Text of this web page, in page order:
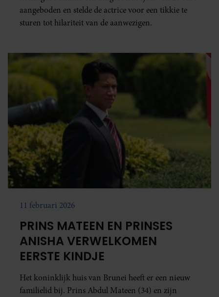
aangeboden en stelde de actrice voor een tikkie te
sturen tot hilariteit van de aanwezigen.
11 februari 2026
PRINS MATEEN EN PRINSES
ANISHA VERWELKOMEN
EERSTE KINDJE
Het koninklijk huis van Brunei heeft er een nieuw
familielid bij. Prins Abdul Mateen (34) en zijn